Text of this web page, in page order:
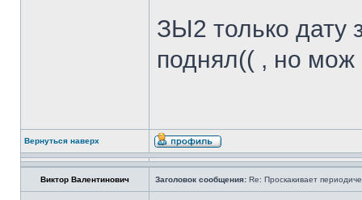
ЗЫ2 только дату
поднял(( , но мож
Вернуться наверх
Виктор Валентинович Заголовок сообщения: Re: Проскакивает